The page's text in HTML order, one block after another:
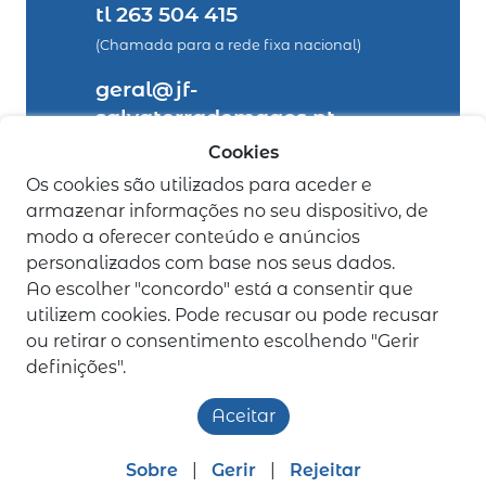
tl 263 504 415
(Chamada para a rede fixa nacional)
geral@jf-
salvaterrademagos.pt
legais
Política de Privacidade
Livro de Reclamações
Junta de Freguesia de Salvaterra de Magos
direitos reservados | desenvolvido por
Cookies
Os cookies são utilizados para aceder e
armazenar informações no seu dispositivo, de
modo a oferecer conteúdo e anúncios
personalizados com base nos seus dados.
Ao escolher "concordo" está a consentir que
utilizem cookies. Pode recusar ou pode recusar
ou retirar o consentimento escolhendo "Gerir
definições".
Aceitar
Sobre Gerir Rejeitar